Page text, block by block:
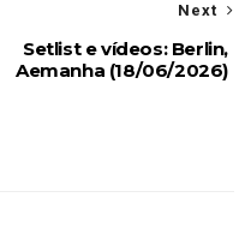
Next
Setlist e vídeos: Berlin,
Aemanha (18/06/2026)